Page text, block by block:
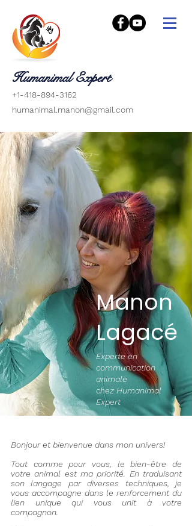
Humanimal Expert
+1-418-894-3162
humanimal.manon@gmail.com
Manon
Lagacé
Experte en
communication
animale
chez Humanimal
Expert
Bonjour et bienvenue dans mon univers!
Tout comme pour vous, le bien-être de
votre animal est ma priorité. ​En traduisant
son langage par diverses techniques, je
vous accompagne dans le renforcement du
lien unique qui vous unit à votre
compagnon.